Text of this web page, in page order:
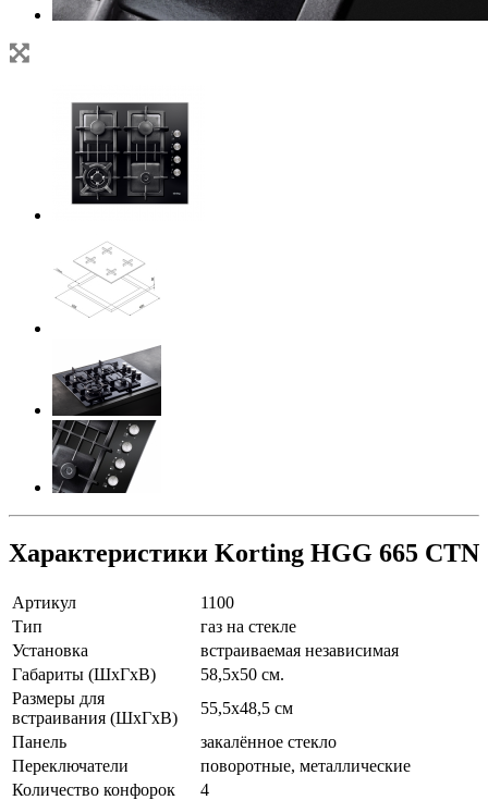
Характеристики Korting HGG 665 CTN
Артикул
1100
Тип
газ на стекле
Установка
встраиваемая независимая
Габариты (ШхГхВ)
58,5х50 см.
Размеры для
встраивания (ШхГхВ)
55,5x48,5 см
Панель
закалённое стекло
Переключатели
поворотные, металлические
Количество конфорок
4